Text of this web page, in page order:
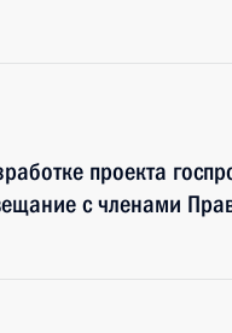
проекта
с членами